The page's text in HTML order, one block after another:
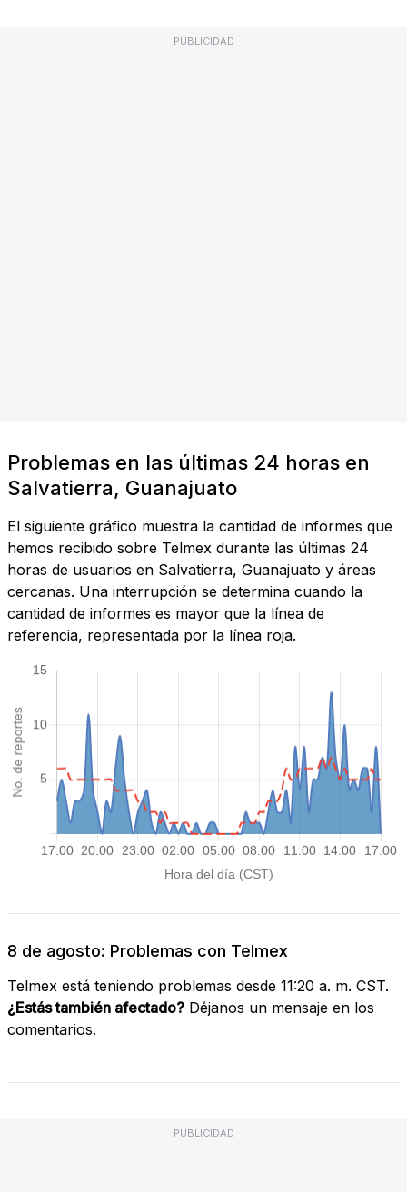
PUBLICIDAD
Problemas en las últimas 24 horas en
Salvatierra, Guanajuato
El siguiente gráfico muestra la cantidad de informes que
hemos recibido sobre Telmex durante las últimas 24
horas de usuarios en Salvatierra, Guanajuato y áreas
cercanas. Una interrupción se determina cuando la
cantidad de informes es mayor que la línea de
referencia, representada por la línea roja.
8 de agosto: Problemas con Telmex
Telmex está teniendo problemas desde 11:20 a. m. CST.
¿Estás también afectado? Déjanos un mensaje en los
comentarios.
PUBLICIDAD